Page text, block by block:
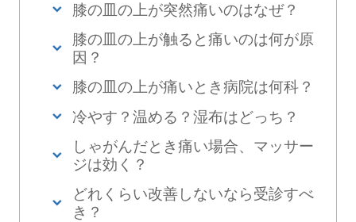
膝の皿の上が突然痛いのはなぜ？
膝の皿の上が触ると痛いのは何が原
因？
膝の皿の上が痛いとき病院は何科？
冷やす？温める？湿布はどっち？
しゃがんだとき痛い場合、マッサー
ジは効く？
どれくらい改善しないなら受診すべ
き？